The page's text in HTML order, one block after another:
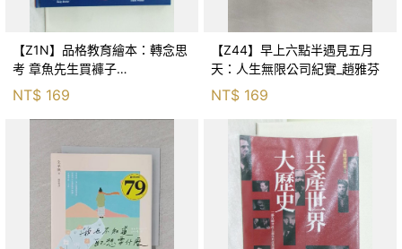
【Z1N】品格教育繪本：轉念思
考 章魚先生買褲子
(Octopants)_蘇西‧西尼爾, 黃筱
NT$ 169
【Z44】早上六點半遇見五月
天：人生無限公司紀實_趙雅芬
NT$ 169